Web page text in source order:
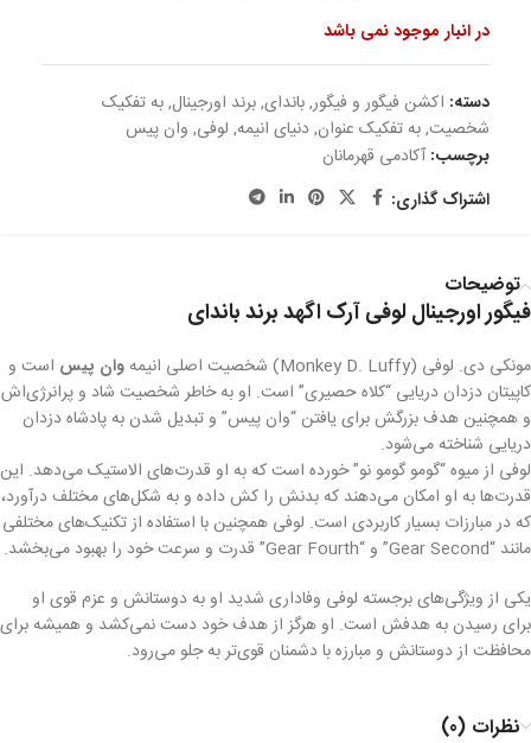
در انبار موجود نمی باشد
دسته: اکشن فیگور و فیگور,باندای,برند اورجینال,به تفکیک
شخصیت,به تفکیک عنوان,دنیای انیمه, لوفی, وان پیس
برچسب: آکادمی قهرمانان
اشتراک گذاری:
توضیحات
فیگور اورجینال لوفی آرک اگهد برند باندای
مونکی دی. لوفی (Monkey D. Luffy) شخصیت اصلی انیمه وان پیس است و
کاپیتان دزدان دریایی “کلاه حصیری” است. او به خاطر شخصیت شاد و پرانرژی‌اش
و همچنین هدف بزرگش برای یافتن “وان پیس” و تبدیل شدن به پادشاه دزدان
دریایی شناخته می‌شود.
لوفی از میوه “گومو گومو نو” خورده است که به او قدرت‌های الاستیک می‌دهد. این
قدرت‌ها به او امکان می‌دهند که بدنش را کش داده و به شکل‌های مختلف درآورد،
که در مبارزات بسیار کاربردی است. لوفی همچنین با استفاده از تکنیک‌های مختلفی
مانند “Gear Second” و “Gear Fourth” قدرت و سرعت خود را بهبود می‌بخشد.
یکی از ویژگی‌های برجسته لوفی وفاداری شدید او به دوستانش و عزم قوی او
برای رسیدن به هدفش است. او هرگز از هدف خود دست نمی‌کشد و همیشه برای
محافظت از دوستانش و مبارزه با دشمنان قوی‌تر به جلو می‌رود.
نظرات (0)